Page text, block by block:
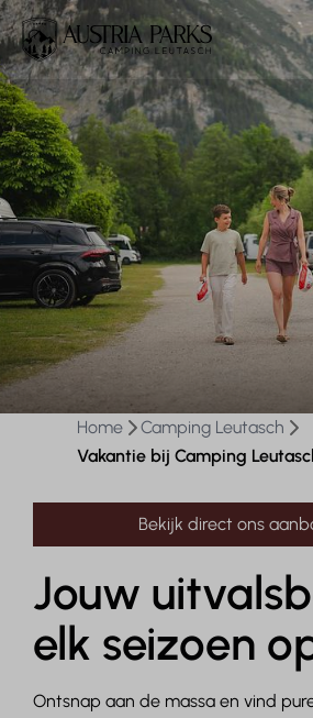
Home
Camping Leutasch
Vakantie bij Camping
Bekijk direct ons
Jouw
elk seizoen
Ontsnap aan de massa en vind